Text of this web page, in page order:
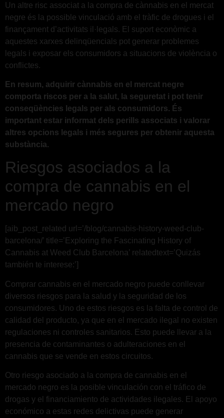
Un altre risc associat a la compra de cànnabis en el mercat
negre és la possible vinculació amb el tràfic de drogues i el
finançament d’activitats il·legals. El suport econòmic a
aquestes xarxes delinqüencials pot generar problemes
legals i exposar els consumidors a situacions de violència o
conflictes.
En resum, adquirir cànnabis en el mercat negre
comporta riscos per a la salut, la seguretat i pot tenir
conseqüències legals per als consumidors. És
important estar informat dels perills associats i valorar
altres opcions legals i més segures per obtenir aquesta
substància.
Riesgos asociados a la
compra de cannabis en el
mercado negro
[aib_post_related url=’/blog/cannabis-history-weed-club-
barcelona/’ title=’Exploring the Fascinating History of
Cannabis at Weed Club Barcelona’ relatedtext=’Quizás
también te interese:’]
Comprar cannabis en el mercado negro puede conllevar
diversos riesgos para la salud y la seguridad de los
consumidores. Uno de estos riesgos es la falta de control de
calidad del producto, ya que en el mercado ilegal no existen
regulaciones ni controles sanitarios. Esto puede llevar a la
presencia de contaminantes o adulteraciones en el
cannabis que se vende en estos circuitos.
Otro riesgo asociado a la compra de cannabis en el
mercado negro es la posible vinculación con el tráfico de
drogas y el financiamiento de actividades ilegales. El apoyo
económico a estas redes delictivas puede generar